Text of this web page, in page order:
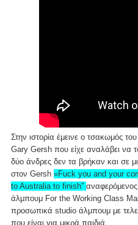
Στην ιστορία έμεινε ο τσακωμός
Gary Gersh που είχε αναλάβει να
δύο άνδρες δεν τα βρήκαν και σε
στον Gersh «Fuck you and your
to Australia to finish”
άλμπουμ For the Working Class
προσωπικά studio άλμπουμ με
που είναι για μικρά παιδιά.